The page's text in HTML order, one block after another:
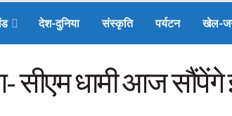
देश-दुनिया संस्कृति पर्यटन खेल-
सीएम धामी आज सौंपेंगे